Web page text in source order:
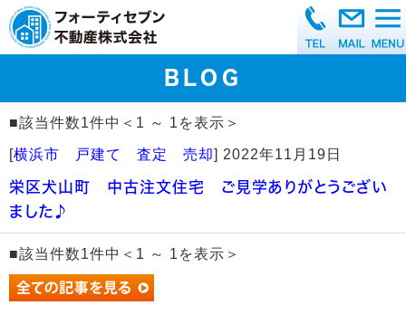
BLOG
■該当件数1件中＜1 ～ 1を表示＞
[横浜市 戸建て 査定 売却] 2022年11月19日
栄区犬山町 中古注文住宅 ご見学ありがとうござい
ました♪
■該当件数1件中＜1 ～ 1を表示＞